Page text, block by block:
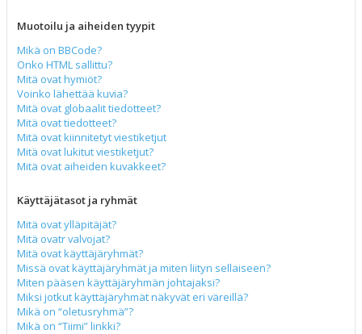
Muotoilu ja aiheiden tyypit
Mikä on BBCode?
Onko HTML sallittu?
Mitä ovat hymiöt?
Voinko lähettää kuvia?
Mitä ovat globaalit tiedotteet?
Mitä ovat tiedotteet?
Mitä ovat kiinnitetyt viestiketjut
Mitä ovat lukitut viestiketjut?
Mitä ovat aiheiden kuvakkeet?
Käyttäjätasot ja ryhmät
Mitä ovat ylläpitäjät?
Mitä ovatr valvojat?
Mitä ovat käyttäjäryhmät?
Missä ovat käyttäjäryhmät ja miten liityn sellaiseen?
Miten pääsen käyttäjäryhmän johtajaksi?
Miksi jotkut käyttäjäryhmät näkyvät eri väreillä?
Mikä on “oletusryhmä”?
Mikä on “Tiimi” linkki?